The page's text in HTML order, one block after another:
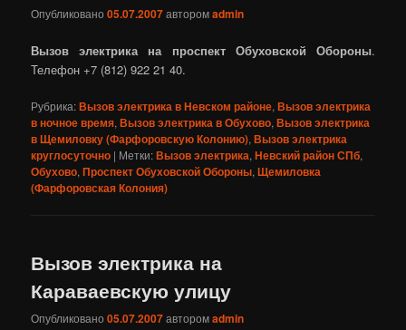
Опубликовано05.07.2007авторомadmin
Вызов электрика на проспект Обуховской Обороны.
Телефон +7 (812) 922 21 40.
Рубрика:Вызов электрика в Невском районе,Вызов электрика
в ночное время,Вызов электрика в Обухово,Вызов электрика
в Щемиловку (Фарфоровскую Колонию),Вызов электрика
круглосуточно | Метки:Вызов электрика,Невский район СПб,
Обухово,Проспект Обуховской Обороны,Щемиловка
(Фарфоровская Колония)
Вызов электрика на
Караваевскую улицу
Опубликовано05.07.2007авторомadmin